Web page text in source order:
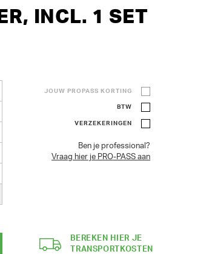
INCL. 1 SET
JOUW PROPASS KORTING
BTW
VERZEKERINGEN
Ben je professional?
Vraag hier je PRO-PASS aan
BEREKEN HIER JE
TRANSPORTKOSTEN